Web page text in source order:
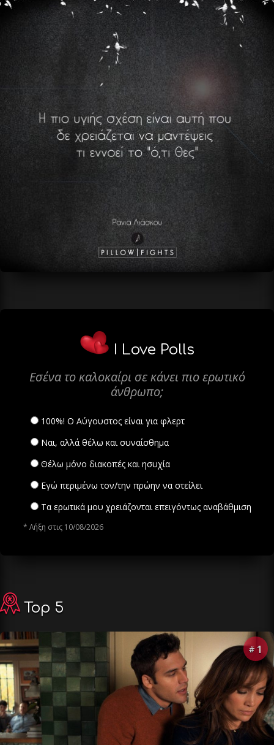
I Love Polls
Εσένα το καλοκαίρι σε κάνει πιο ερωτικό
άνθρωπο;
100%! Ο Αύγουστος είναι για φλερτ
Ναι, αλλά θέλω και συναίσθημα
Θέλω μόνο διακοπές και ησυχία
Εγώ περιμένω τον/την πρώην να στείλει
Τα ερωτικά μου χρειάζονται επειγόντως αναβάθμιση
* Λήξη στις 10/08/2026
Top 5
# 1